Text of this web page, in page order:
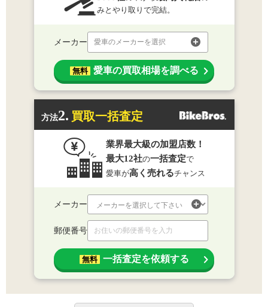
みとやり取りで完結。
メーカー 愛車のメーカーを選択
無料 愛車の買取相場を調べる
方法2. 買取一括査定
業界最大級の加盟店数！
最大12社の一括査定で
愛車が高く売れるチャンス
メーカー
郵便番号
無料 一括査定を依頼する